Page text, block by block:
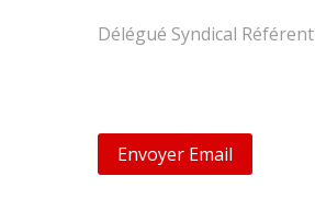
Délégué Syndical Référent
Envoyer Email